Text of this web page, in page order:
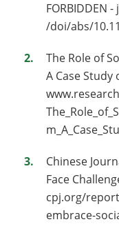
FORBIDDEN
/doi/abs/
The Role of
A Case Study
Chinese
Face
cpj.org/
embrace-